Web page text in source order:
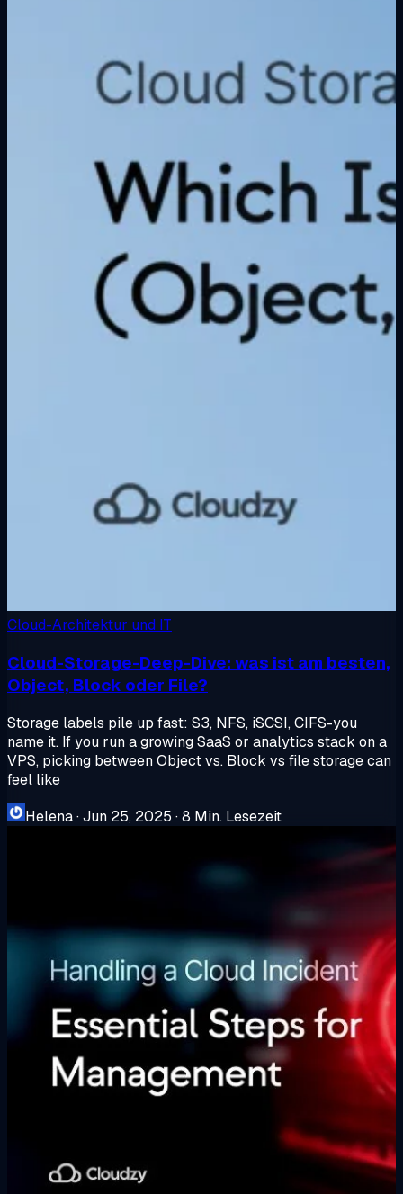
Cloud-Architektur und IT
Cloud-Storage-Deep-Dive: was ist am besten,
Object, Block oder File?
Storage labels pile up fast: S3, NFS, iSCSI, CIFS-you
name it. If you run a growing SaaS or analytics stack on a
VPS, picking between Object vs. Block vs file storage can
feel like
Helena·Jun 25, 2025 ·8 Min. Lesezeit